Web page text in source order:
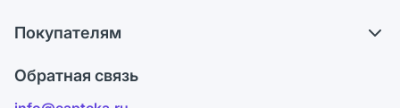
Блог
Карьера
Поставщики
Лицензия
Покупателям
Обратная связь